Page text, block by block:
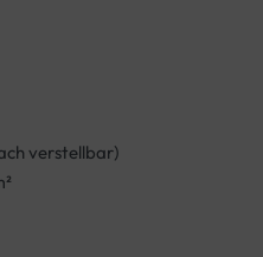
verstellbar)